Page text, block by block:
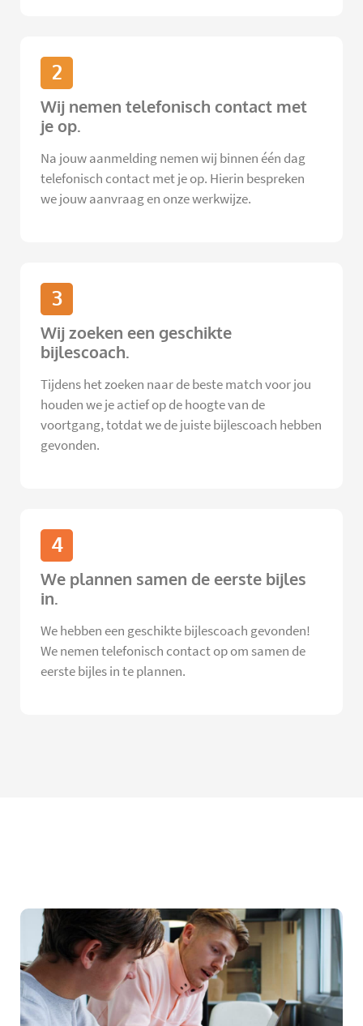
2
Wij nemen telefonisch contact met
je op.
Na jouw aanmelding nemen wij binnen één dag
telefonisch contact met je op. Hierin bespreken
we jouw aanvraag en onze werkwijze.
3
Wij zoeken een geschikte
bijlescoach.
Tijdens het zoeken naar de beste match voor jou
houden we je actief op de hoogte van de
voortgang, totdat we de juiste bijlescoach hebben
gevonden.
4
We plannen samen de eerste bijles
in.
We hebben een geschikte bijlescoach gevonden!
We nemen telefonisch contact op om samen de
eerste bijles in te plannen.